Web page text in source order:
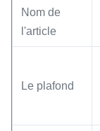
Nom de
l'article
Le plafond